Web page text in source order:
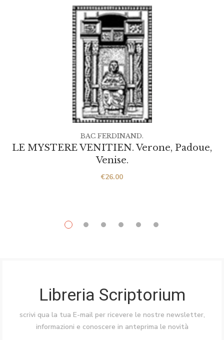
LE MYSTERE VENITIEN. Verone, Padoue,
Venise.
€26.00
BAC FERDINAND.
Libreria Scriptorium
scrivi qua la tua E-mail per ricevere le nostre newsletter,
informazioni e conoscere in anteprima le novità